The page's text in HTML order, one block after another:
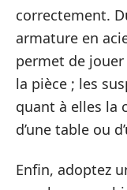
correctement.
armature en
permet de
la pièce ; les
quant à elles la
d’une table ou
Enfin, adoptez